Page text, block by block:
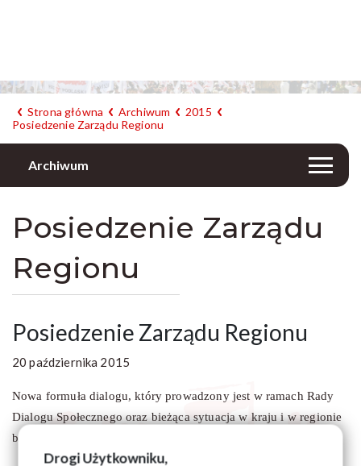
Drogi Użytkowniku,
Strona główna Archiwum
2015
Posiedzenie Zarządu Regionu
Archiwum
Posiedzenie Zarządu
Regionu
Posiedzenie Zarządu Regionu
20 października 2015
Nowa formuła dialogu, który prowadzony jest w ramach Rady
Dialogu Społecznego oraz bieżąca sytuacja w kraju i w regionie
były przedmiotem obrad Zarządu Regionu Podlaskiego.